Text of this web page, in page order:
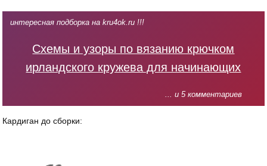
интересная подборка на kru4ok.ru !!!
Схемы и узоры по вязанию крючком
ирландского кружева для начинающих
... и 5 комментариев
Кардиган до сборки: